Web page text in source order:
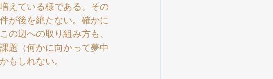
えている様である。その
が後を絶たない。確かに
の辺への取り組み方も、
題（何かに向かって夢中
もしれない。